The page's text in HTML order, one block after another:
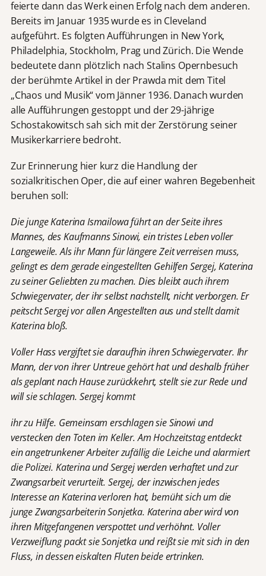
feierte dann das Werk einen Erfolg nach dem anderen.
Bereits im Januar 1935 wurde es in Cleveland
aufgeführt. Es folgten Aufführungen in New York,
Philadelphia, Stockholm, Prag und Zürich. Die Wende
bedeutete dann plötzlich nach Stalins Opernbesuch
der berühmte Artikel in der Prawda mit dem Titel
„Chaos und Musik“ vom Jänner 1936. Danach wurden
alle Aufführungen gestoppt und der 29-jährige
Schostakowitsch sah sich mit der Zerstörung seiner
Musikerkarriere bedroht.
Zur Erinnerung hier kurz die Handlung der
sozialkritischen Oper, die auf einer wahren Begebenheit
beruhen soll:
Die junge Katerina Ismailowa führt an der Seite ihres
Mannes, des Kaufmanns Sinowi, ein tristes Leben voller
Langeweile. Als ihr Mann für längere Zeit verreisen muss,
gelingt es dem gerade eingestellten Gehilfen Sergej, Katerina
zu seiner Geliebten zu machen. Dies bleibt auch ihrem
Schwiegervater, der ihr selbst nachstellt, nicht verborgen. Er
peitscht Sergej vor allen Angestellten aus und stellt damit
Katerina bloß.
Voller Hass vergiftet sie daraufhin ihren Schwiegervater. Ihr
Mann, der von ihrer Untreue gehört hat und deshalb früher
als geplant nach Hause zurückkehrt, stellt sie zur Rede und
will sie schlagen. Sergej kommt
ihr zu Hilfe. Gemeinsam erschlagen sie Sinowi und
verstecken den Toten im Keller. Am Hochzeitstag entdeckt
ein angetrunkener Arbeiter zufällig die Leiche und alarmiert
die Polizei. Katerina und Sergej werdenverhaftet und zur
Zwangsarbeit verurteilt. Sergej, der inzwischen jedes
Interesse an Katerina verloren hat, bemüht sich um die
junge Zwangsarbeiterin Sonjetka. Katerina aber wird von
ihren Mitgefangenen verspottet und verhöhnt. Voller
Verzweiflung packt sie Sonjetka und reißt sie mit sich in den
Fluss, in dessen eiskalten Fluten beide ertrinken.